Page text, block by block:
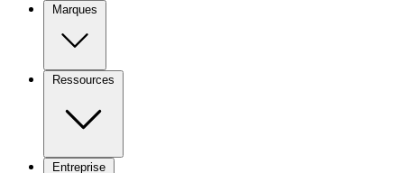
Marques
Ressources
Entreprise